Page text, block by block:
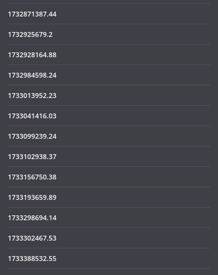
1732871387.44
1732925679.2
1732928164.88
1732984598.24
1733013952.23
1733041416.03
1733099239.24
1733102938.37
1733156750.38
1733193659.89
1733298694.14
1733302467.53
1733388532.55